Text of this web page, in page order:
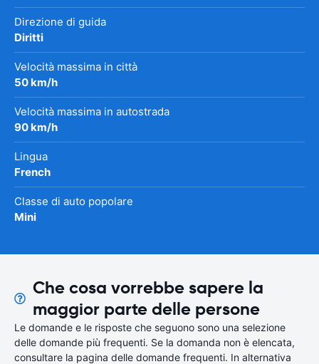
Direzione di guida
Diritti
Velocità massima in città
50 km/h
Velocità massima in autostrada
90 km/h
Lingua
French
Classe di auto popolare
Mini
Che cosa vorrebbe sapere la
maggior parte delle persone
Le domande e le risposte che seguono sono una selezione
delle domande più frequenti. Se la domanda non è elencata,
consultare la pagina delle domande frequenti. In alternativa